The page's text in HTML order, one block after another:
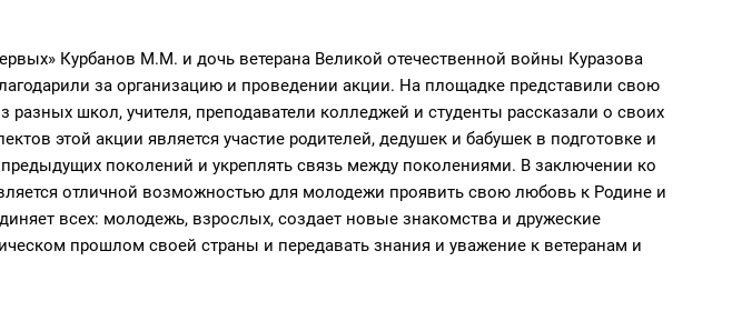
Курбанов М.М. и дочь ветерана Великой отечественной войны Куразова
за организацию и проведении акции. На площадке представили свою
школ, учителя, преподаватели колледжей и студенты рассказали о своих
этой акции является участие родителей, дедушек и бабушек в подготовке и
поколений и укреплять связь между поколениями. В заключении ко
отличной возможностью для молодежи проявить свою любовь к Родине и
всех: молодежь, взрослых, создает новые знакомства и дружеские
прошлом своей страны и передавать знания и уважение к ветеранам и